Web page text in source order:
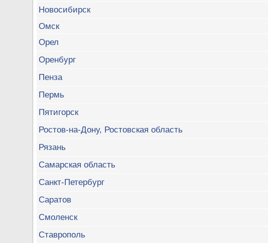
Новосибирск
Омск
Орел
Оренбург
Пенза
Пермь
Пятигорск
Ростов-на-Дону, Ростовская область
Рязань
Самарская область
Санкт-Петербург
Саратов
Смоленск
Ставрополь